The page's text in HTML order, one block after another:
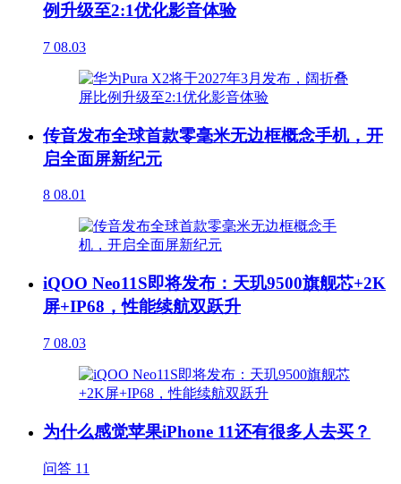
例升级至2:1优化影音体验
7 08.03
传音发布全球首款零毫米无边框概念手机，开
启全面屏新纪元
8 08.01
iQOO Neo11S即将发布：天玑9500旗舰芯+2K
屏+IP68，性能续航双跃升
7 08.03
为什么感觉苹果iPhone 11还有很多人去买？
问答 11